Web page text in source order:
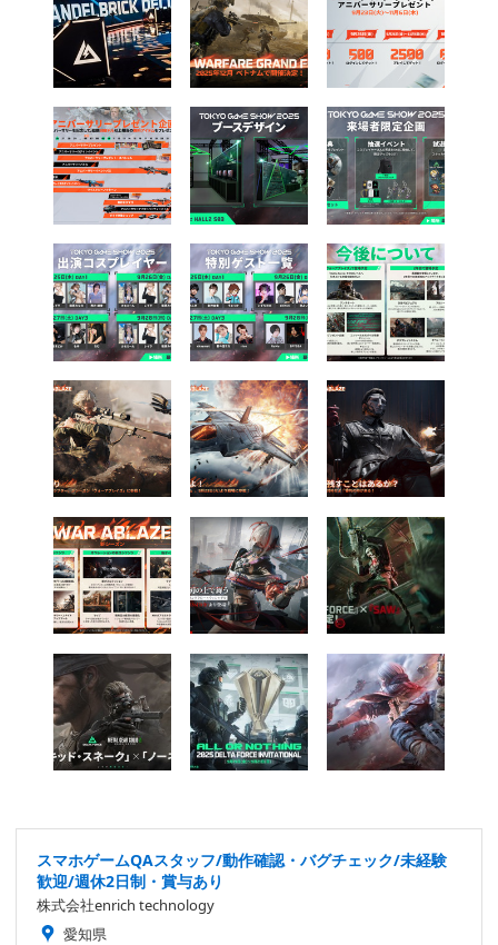
スマホゲームQAスタッフ/動作確認・バグチェック/未経験
歓迎/週休2日制・賞与あり
株式会社enrich technology
愛知県